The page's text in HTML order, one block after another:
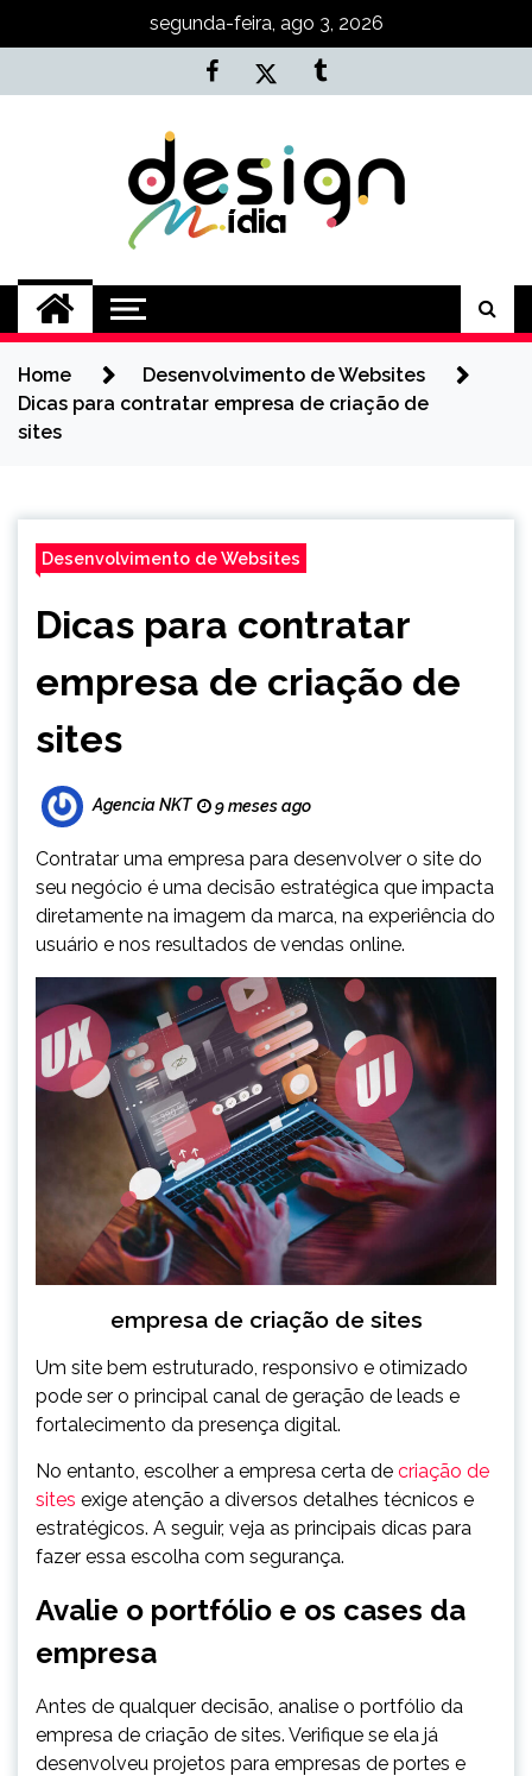
segunda-feira, ago 3, 2026
Agência NKT
Conteúdo de Marketing, SEO e
Home
Desenvolvimento de Websites
Dicas para contratar empresa de criação de
sites
Desenvolvimento de Websites
Dicas para contratar
empresa de criação de
sites
Agencia NKT 9 meses ago
Contratar uma empresa para desenvolver o site do
seu negócio é uma decisão estratégica que impacta
diretamente na imagem da marca, na experiência do
usuário e nos resultados de vendas online.
empresa de criação de sites
Um site bem estruturado, responsivo e otimizado
pode ser o principal canal de geração de leads e
fortalecimento da presença digital.
No entanto, escolher a empresa certa de criação de
sites exige atenção a diversos detalhes técnicos e
estratégicos. A seguir, veja as principais dicas para
fazer essa escolha com segurança.
Avalie o portfólio e os cases da
empresa
Antes de qualquer decisão, analise o portfólio da
empresa de criação de sites. Verifique se ela já
desenvolveu projetos para empresas de portes e